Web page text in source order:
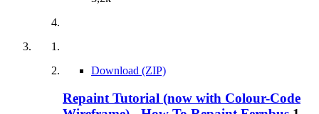
Download (ZIP)
Repaint Tutorial (now with Colour-Code